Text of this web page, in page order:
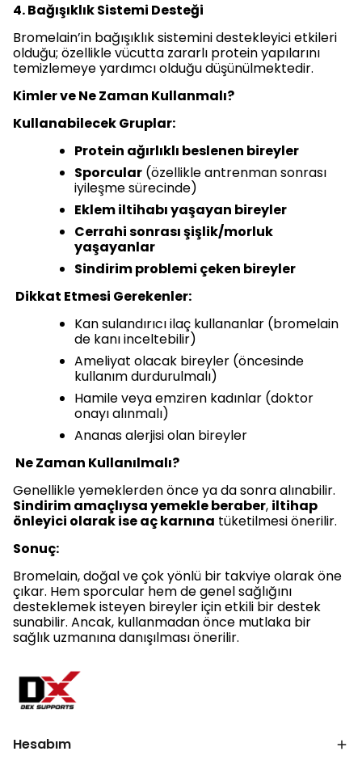
4. Bağışıklık Sistemi Desteği
Bromelain’in bağışıklık sistemini destekleyici etkileri
olduğu; özellikle vücutta zararlı protein yapılarını
temizlemeye yardımcı olduğu düşünülmektedir.
Kimler ve Ne Zaman Kullanmalı?
Kullanabilecek Gruplar:
Protein ağırlıklı beslenen bireyler
Sporcular (özellikle antrenman sonrası
iyileşme sürecinde)
Eklem iltihabı yaşayan bireyler
Cerrahi sonrası şişlik/morluk
yaşayanlar
Sindirim problemi çeken bireyler
Dikkat Etmesi Gerekenler:
Kan sulandırıcı ilaç kullananlar (bromelain
de kanı inceltebilir)
Ameliyat olacak bireyler (öncesinde
kullanım durdurulmalı)
Hamile veya emziren kadınlar (doktor
onayı alınmalı)
Ananas alerjisi olan bireyler
Ne Zaman Kullanılmalı?
Genellikle yemeklerden önce ya da sonra alınabilir.
Sindirim amaçlıysa yemekle beraber, iltihap
önleyici olarak ise aç karnına tüketilmesi önerilir.
Sonuç:
Bromelain, doğal ve çok yönlü bir takviye olarak öne
çıkar. Hem sporcular hem de genel sağlığını
desteklemek isteyen bireyler için etkili bir destek
sunabilir. Ancak, kullanmadan önce mutlaka bir
sağlık uzmanına danışılması önerilir.
Hesabım